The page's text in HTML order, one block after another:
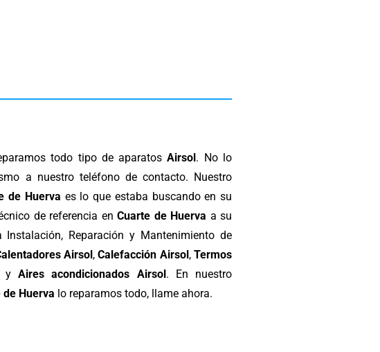
todo tipo de aparatosAirsol. No lo
a nuestro teléfono de contacto. Nuestro
de Huerva es lo que estaba buscando en su
de referencia en Cuarte de Huerva a su
Reparación y Mantenimiento de
Airsol,Calefacción Airsol,Termos
Aires acondicionados Airsol. En nuestro
Huerva lo reparamos todo, llame ahora.